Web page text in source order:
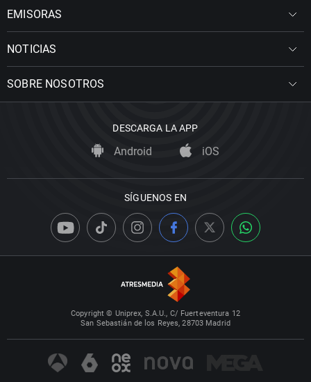
EMISORAS
NOTICIAS
SOBRE NOSOTROS
DESCARGA LA APP
Android iOS
SÍGUENOS EN
Copyright © Uniprex, S.A.U., C/ Fuerteventura 12
San Sebastián de los Reyes, 28703 Madrid